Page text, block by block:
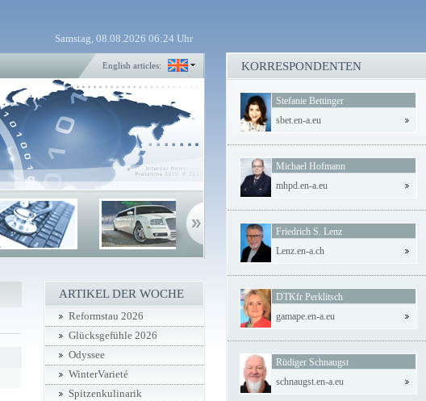
Samstag, 08.08.2026 06:24 Uhr
English articles:
ARTIKEL DER WOCHE
Reformstau 2026
Glücksgefühle 2026
Odyssee
WinterVarieté
Spitzenkulinarik
KORRESPONDENTEN
Stefanie Bettinger
sbet.en-a.eu
Michael Hofmann
mhpd.en-a.eu
Friedrich S. Lenz
Lenz.en-a.ch
DTKfr Perklitsch
gamape.en-a.eu
Rüdiger Schnaugst
schnaugst.en-a.eu